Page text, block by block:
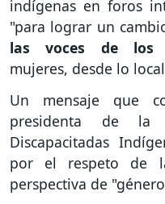
indígenas en foros
"para lograr un
las voces de los
mujeres, desde lo
Un mensaje que
presidenta de la
Discapacitadas
por el respeto de
perspectiva de